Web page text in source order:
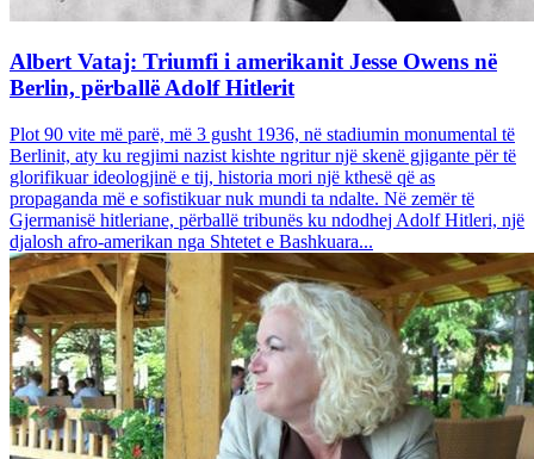
Albert Vataj: Triumfi i amerikanit Jesse Owens në
Berlin, përballë Adolf Hitlerit
Plot 90 vite më parë, më 3 gusht 1936, në stadiumin monumental të
Berlinit, aty ku regjimi nazist kishte ngritur një skenë gjigante për të
glorifikuar ideologjinë e tij, historia mori një kthesë që as
propaganda më e sofistikuar nuk mundi ta ndalte. Në zemër të
Gjermanisë hitleriane, përballë tribunës ku ndodhej Adolf Hitleri, një
djalosh afro-amerikan nga Shtetet e Bashkuara...